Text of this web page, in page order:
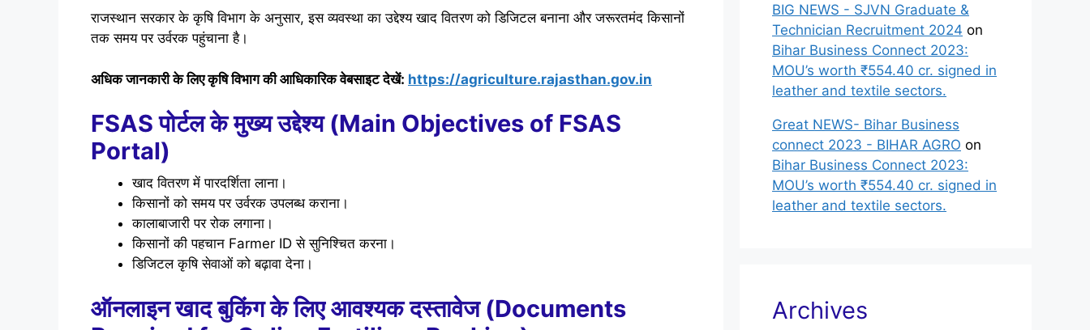
राजस्थान सरकार के कृषि विभाग के अनुसार, इस व्यवस्था का उद्देश्य खाद वितरण को डिजिटल बनाना और जरूरतमंद किसानों
तक समय पर उर्वरक पहुंचाना है।
अधिक जानकारी के लिए कृषि विभाग की आधिकारिक वेबसाइट देखें: https://agriculture.rajasthan.gov.in
FSAS पोर्टल के मुख्य उद्देश्य (Main Objectives of FSAS
Portal)
खाद वितरण में पारदर्शिता लाना।
किसानों को समय पर उर्वरक उपलब्ध कराना।
कालाबाजारी पर रोक लगाना।
किसानों की पहचान Farmer ID से सुनिश्चित करना।
डिजिटल कृषि सेवाओं को बढ़ावा देना।
ऑनलाइन खाद बुकिंग के लिए आवश्यक दस्तावेज (Documents
BIG NEWS - SJVN Graduate &
Technician Recruitment 2024 on
Bihar Business Connect 2023:
MOU’s worth ₹554.40 cr. signed in
leather and textile sectors.
Great NEWS- Bihar Business
connect 2023 - BIHAR AGRO on
Bihar Business Connect 2023:
MOU’s worth ₹554.40 cr. signed in
leather and textile sectors.
Archives